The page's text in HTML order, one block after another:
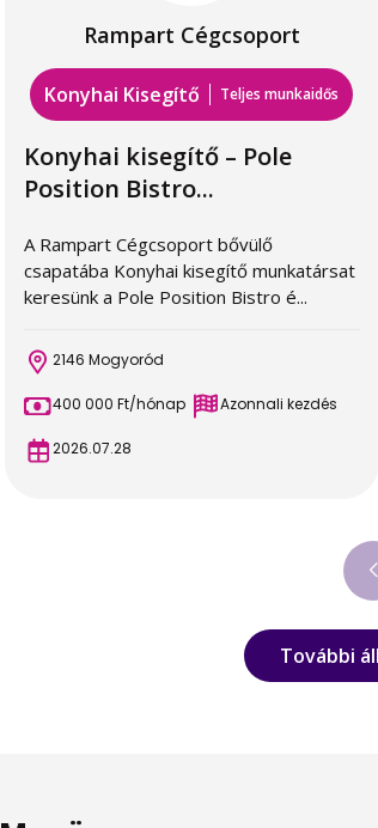
Rampart Cégcsoport
Konyhai Kisegítő Teljes munkaidős
Konyhai kisegítő – Pole
Position Bistro...
A Rampart Cégcsoport bővülő
csapatába Konyhai kisegítő munkatársat
keresünk a Pole Position Bistro é...
2146 Mogyoród
400 000 Ft/hónap Azonnali kezdés
2026.07.28
További